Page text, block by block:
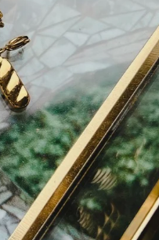
CHARMS